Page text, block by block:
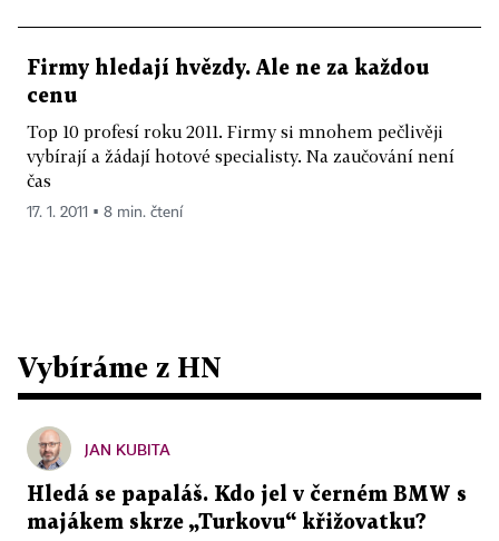
Firmy hledají hvězdy. Ale ne za každou
cenu
Top 10 profesí roku 2011. Firmy si mnohem pečlivěji
vybírají a žádají hotové specialisty. Na zaučování není
čas
17. 1. 2011 ▪ 8 min. čtení
Vybíráme z HN
JAN KUBITA
Hledá se papaláš. Kdo jel v černém BMW s
majákem skrze „Turkovu“ křižovatku?